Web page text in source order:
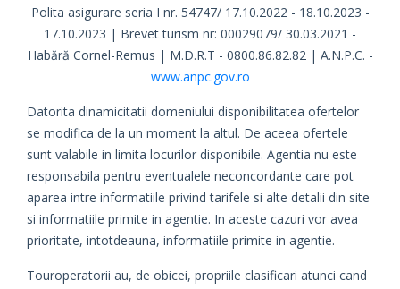
Polita asigurare seria I nr. 54747/ 17.10.2022 - 18.10.2023 -
17.10.2023 | Brevet turism nr: 00029079/ 30.03.2021 -
Habără Cornel-Remus | M.D.R.T - 0800.86.82.82 | A.N.P.C. -
www.anpc.gov.ro
Datorita dinamicitatii domeniului disponibilitatea ofertelor
se modifica de la un moment la altul. De aceea ofertele
sunt valabile in limita locurilor disponibile. Agentia nu este
responsabila pentru eventualele neconcordante care pot
aparea intre informatiile privind tarifele si alte detalii din site
si informatiile primite in agentie. In aceste cazuri vor avea
prioritate, intotdeauna, informatiile primite in agentie.
Touroperatorii au, de obicei, propriile clasificari atunci cand